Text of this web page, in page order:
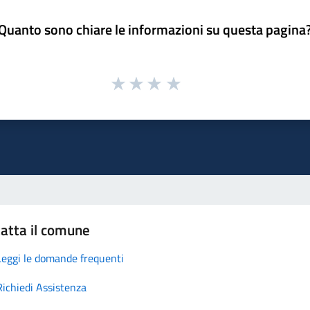
sono chiare le informazioni su questa
il comune
le domande frequenti
Assistenza